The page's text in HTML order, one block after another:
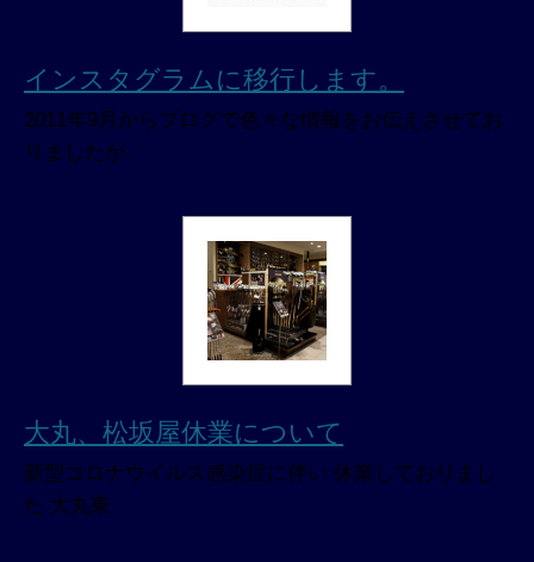
インスタグラムに移行します。
2011年9月からブログで色々な情報をお伝えさせてお
りましたが、
大丸、松坂屋休業について
新型コロナウイルス感染症に伴い 休業しておりまし
た 大丸東